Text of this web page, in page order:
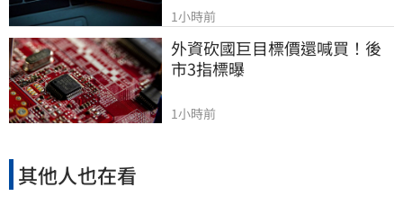
1小時前
外資砍國巨目標價還喊買！後
市3指標曝
1小時前
其他人也在看